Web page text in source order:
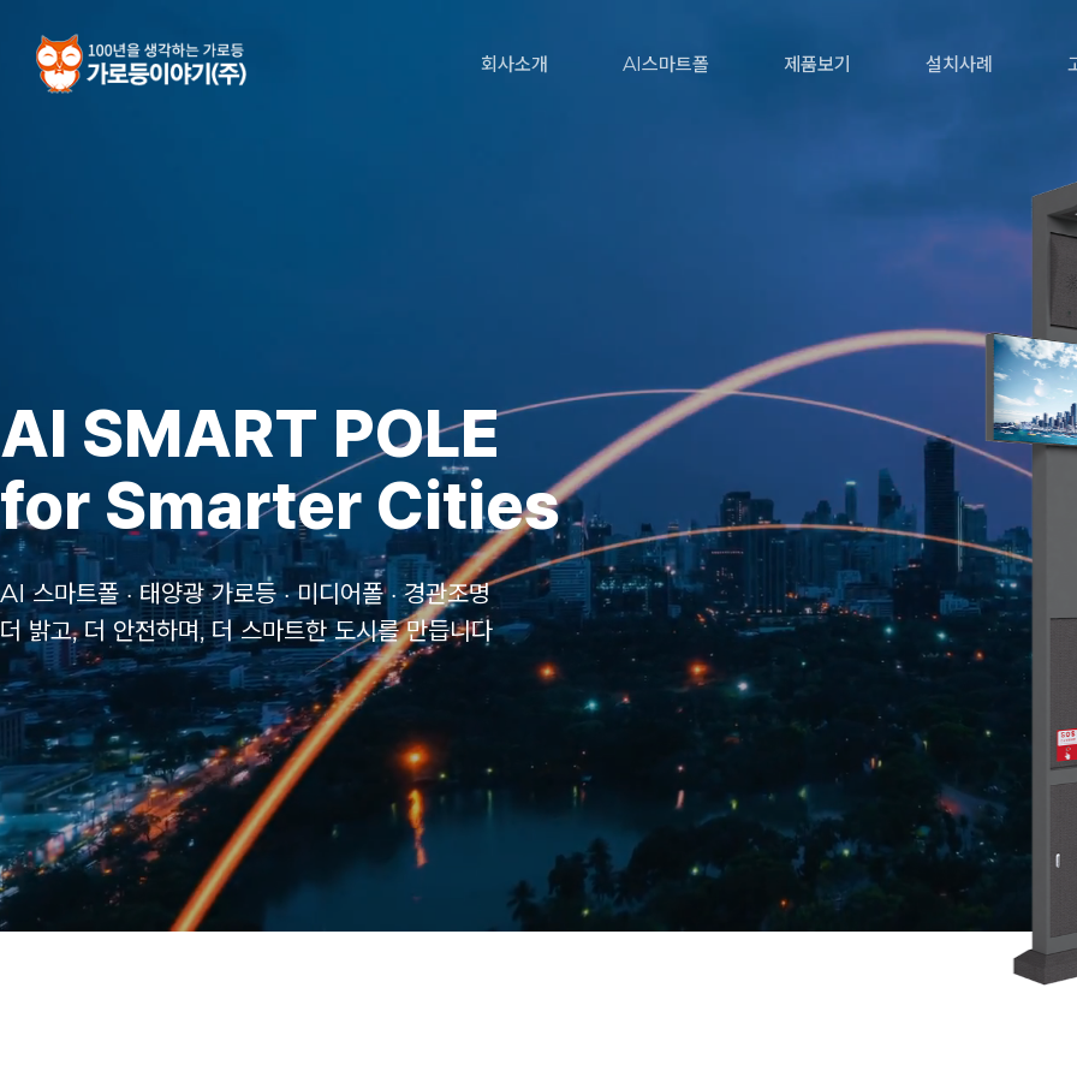
main
회사소개 AI스마트폴 제품보기 설치사례
AI SMART POLE
for Smarter Cities
AI 스마트폴 · 태양광 가로등 · 미디어폴 · 경관조명
더 밝고, 더 안전하며, 더 스마트한 도시를 만듭니다